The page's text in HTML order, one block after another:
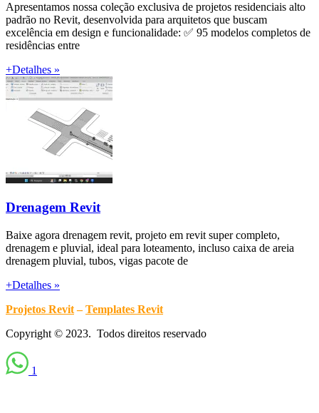
Apresentamos nossa coleção exclusiva de projetos residenciais alto
padrão no Revit, desenvolvida para arquitetos que buscam
excelência em design e funcionalidade: ✅ 95 modelos completos de
residências entre
+Detalhes »
Drenagem Revit
Baixe agora drenagem revit, projeto em revit super completo,
drenagem e pluvial, ideal para loteamento, incluso caixa de areia
drenagem pluvial, tubos, vigas pacote de
+Detalhes »
Projetos Revit–Templates Revit
Copyright © 2023. Todos direitos reservado
1